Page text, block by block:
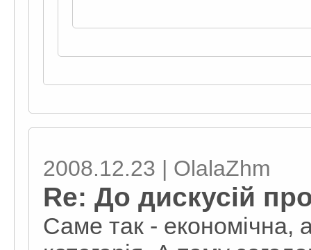
2008.12.23 | OlalaZhm
Re: До дискусій
Саме так - економічна,